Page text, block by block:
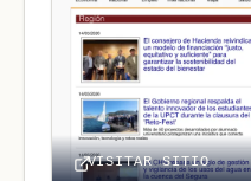
VISITAR SITIO